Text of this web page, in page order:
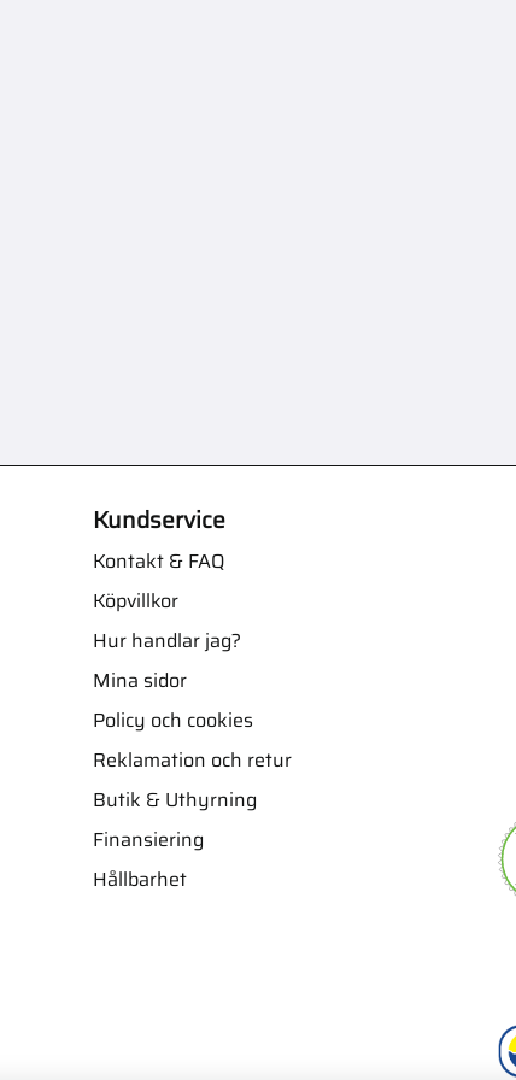
Kundservice
Kontakt & FAQ
Köpvillkor
Hur handlar jag?
Mina sidor
Policy och cookies
Reklamation och retur
Butik & Uthyrning
Finansiering
Hållbarhet